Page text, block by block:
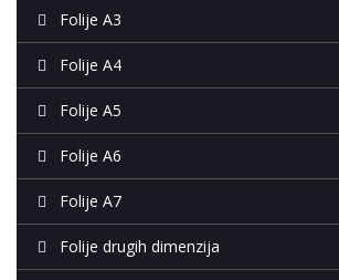
Folije A3
Folije A4
Folije A5
Folije A6
Folije A7
Folije drugih dimenzija